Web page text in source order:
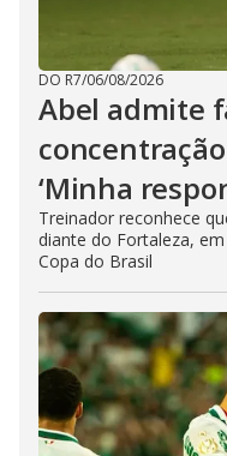
DO R7/06/08/2026
Abel admite
‘Minha
Treinador reconhece
diante do Fortaleza,
Copa do Brasil